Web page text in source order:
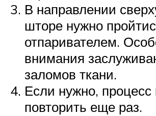
В направлении
шторе нужно
отпаривателем.
внимания
заломов ткани.
Если нужно,
повторить еще раз.